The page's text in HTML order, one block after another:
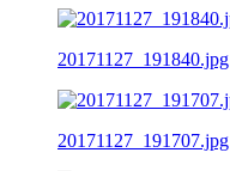
20171127_191840.jpg
20171127_191707.jpg